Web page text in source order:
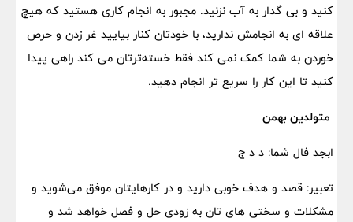
کنید و بی گدار به آب نزنید. مجبور به انجام کاری هستید که هیچ
علاقه ای به انجامش ندارید، با خودتان کنار بیایید غر زدن و حرص
خوردن به شما کمک نمی کند فقط خسته‌ترتان می کند راهی پیدا
کنید تا این کار را سریع تر انجام دهید.
متولدین بهمن
ابجد فال شما: د د ج
تعبیر: قصد و هدف خوبی دارید و در کارهایتان موفق می‌شوید و
مشکلات و سختی های تان به زودی حل و فصل خواهد شد و